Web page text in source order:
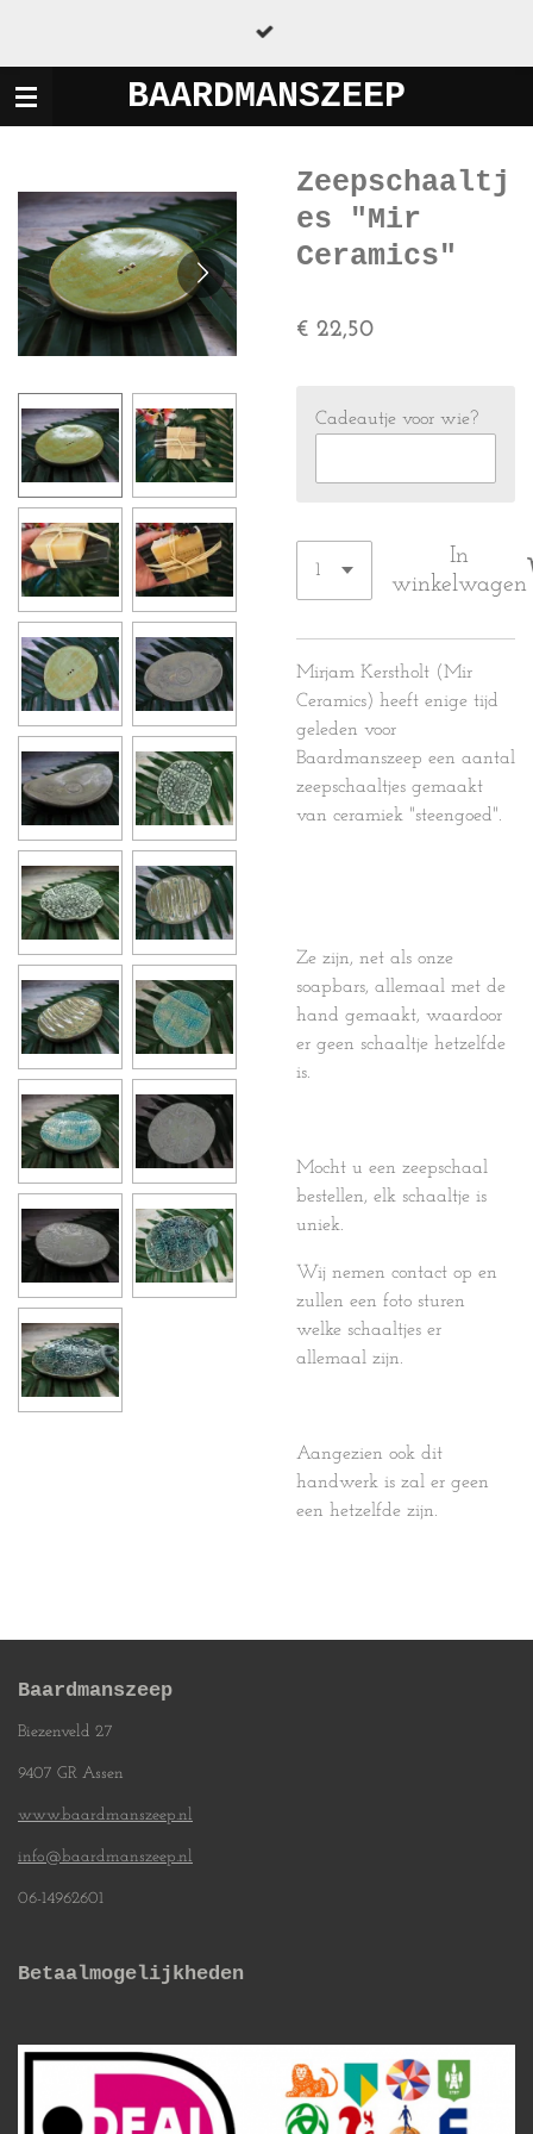
de
BAARDMANSZEEP
Zeepschaaltj
es "Mir
Ceramics"
€ 22,50
Cadeautje voor wie?
In
winkelwagen
Mirjam Kerstholt (Mir
Ceramics) heeft enige tijd
geleden voor
Baardmanszeep een aantal
zeepschaaltjes gemaakt
van ceramiek "steengoed".
Ze zijn, net als onze
soapbars, allemaal met de
hand gemaakt, waardoor
er geen schaaltje hetzelfde
is.
Mocht u een zeepschaal
bestellen, elk schaaltje is
uniek.
Wij nemen contact op en
zullen een foto sturen
welke schaaltjes er
allemaal zijn.
Aangezien ook dit
handwerk is zal er geen
een hetzelfde zijn.
Baardmanszeep
Biezenveld 27
9407 GR Assen
www.baardmanszeep.nl
info@baardmanszeep.nl
06-14962601
Betaalmogelijkheden